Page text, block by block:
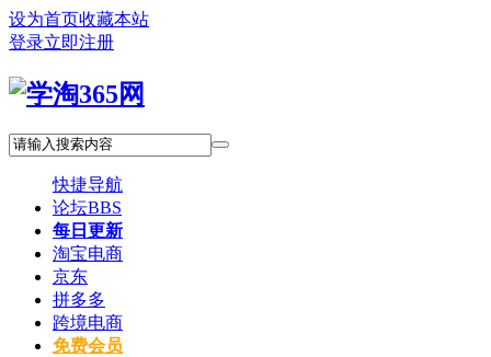
设为首页收藏本站
登录立即注册
快捷导航
论坛BBS
每日更新
淘宝电商
京东
拼多多
跨境电商
免费会员